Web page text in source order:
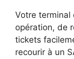
Votre terminal
opération, de
tickets
recourir à un